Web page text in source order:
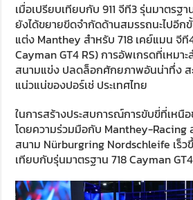
เมื่อเปรียบเทียบกับ 911 จีที3 รุ่นมาตรฐา
ยังได้ขยายขีดจำกัดด้านสมรรถนะไปอีก
แต่ง Manthey สำหรับ 718 เคย์แมน จีที
Cayman GT4 RS) การอัพเกรดที่เหมา
สนามแข่ง ปลดล็อกศักยภาพอันน่าทึ่ง
แน่วแน่ของปอร์เช่ ประเทศไทย
ในการสร้างประสบการณ์การขับขี่ที่เหนื
โดยความร่วมมือกับ Manthey-Racing
สนาม Nürburgring Nordschleife เร็ว
เทียบกับรุ่นมาตรฐาน 718 Cayman